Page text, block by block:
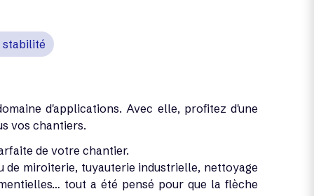
stabilité
d'applications. Avec elle, profitez d'une
vos chantiers.
de votre chantier.
de miroiterie, tuyauterie industrielle, nettoyage
tout a été pensé pour que la flèche